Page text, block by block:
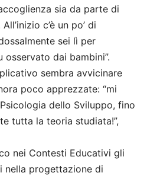
sia da parte di
c’è un po’ di
sei lì per
osservato dai bambini”.
sembra avvicinare
poco apprezzate: “mi
dello Sviluppo, fino
tutta la teoria studiata!”,
nei Contesti Educativi gli
nella progettazione di